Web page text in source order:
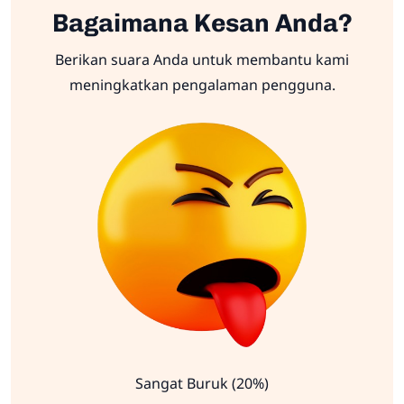
Bagaimana Kesan Anda?
Berikan suara Anda untuk membantu kami
meningkatkan pengalaman pengguna.
Sangat Buruk (20%)